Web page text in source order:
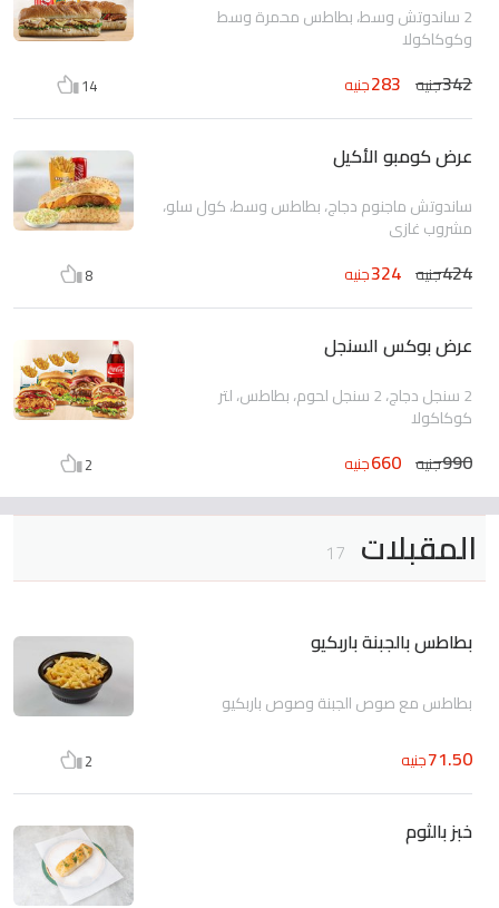
2 ساندوتش وسط، بطاطس محمرة وسط
وكوكاكولا
342جنيه 283جنيه 14
عرض كومبو الأكيل
ساندوتش ماجنوم دجاج، بطاطس وسط، كول سلو،
مشروب غازى
424جنيه 324جنيه 8
عرض بوكس السنجل
2 سنجل دجاج، 2 سنجل لحوم، بطاطس، لتر
كوكاكولا
990جنيه 660جنيه 2
المقبلات 17
بطاطس بالجبنة باربكيو
بطاطس مع صوص الجبنة وصوص باربكيو
71.50جنيه 2
خبز بالثوم